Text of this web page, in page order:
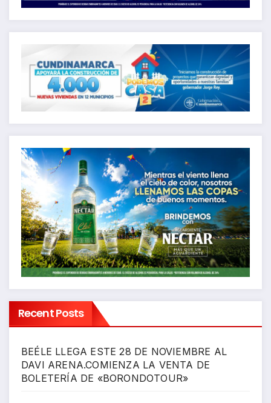
Recent Posts
BEÉLE LLEGA ESTE 28 DE NOVIEMBRE AL
DAVI ARENA.COMIENZA LA VENTA DE
BOLETERÍA DE «BORONDOTOUR»